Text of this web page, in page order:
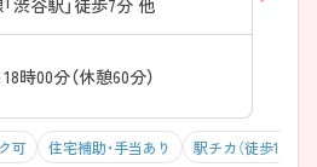
時00分（休憩60分）
可 住宅補助・手当あり 駅チカ（徒歩10分以